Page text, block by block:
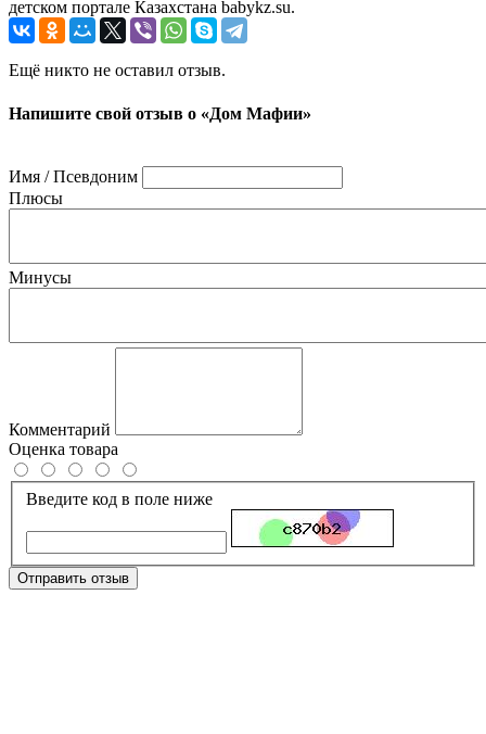
детском портале Казахстана babykz.su.
Ещё никто не оставил отзыв.
Напишите свой отзыв о «Дом Мафии»
Имя / Псевдоним
Плюсы
Минусы
Комментарий
Оценка товара
Введите код в поле ниже
Отправить отзыв